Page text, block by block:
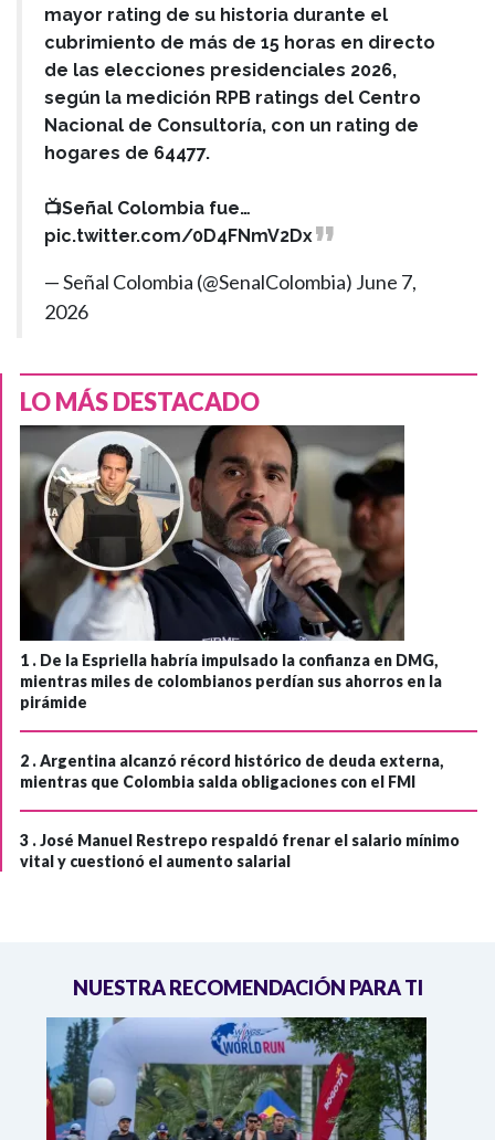
mayor rating de su historia durante el
cubrimiento de más de 15 horas en directo
de las elecciones presidenciales 2026,
según la medición RPB ratings del Centro
Nacional de Consultoría, con un rating de
hogares de 64477.
📺Señal Colombia fue…
pic.twitter.com/0D4FNmV2Dx
— Señal Colombia (@SenalColombia) June 7,
2026
LO MÁS DESTACADO
1 . De la Espriella habría impulsado la confianza en DMG,
mientras miles de colombianos perdían sus ahorros en la
pirámide
2 .Argentina alcanzó récord histórico de deuda externa,
mientras que Colombia salda obligaciones con el FMI
3 .José Manuel Restrepo respaldó frenar el salario mínimo
vital y cuestionó el aumento salarial
NUESTRA RECOMENDACIÓN PARA TI